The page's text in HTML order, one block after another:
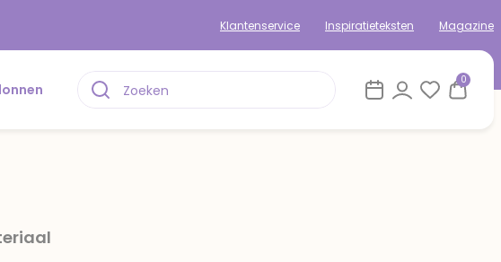
Klantenservice Inspiratieteksten Magazine
0